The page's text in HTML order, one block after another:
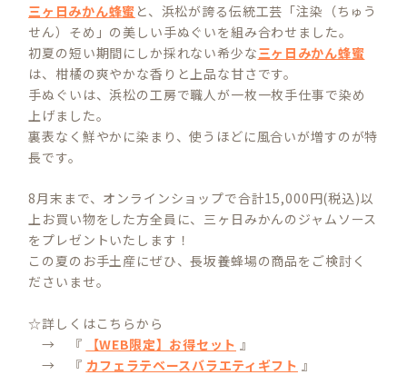
三ヶ日みかん蜂蜜 と、浜松が誇る伝統工芸「注染（ちゅう
せん）そめ」の美しい手ぬぐいを組み合わせました。
初夏の短い期間にしか採れない希少な三ヶ日みかん蜂蜜
は、柑橘の爽やかな香りと上品な甘さです。
手ぬぐいは、浜松の工房で職人が一枚一枚手仕事で染め
上げました。
裏表なく鮮やかに染まり、使うほどに風合いが増すのが特
長です。
8月末まで、オンラインショップで合計15,000円(税込)以
上お買い物をした方全員に、三ヶ日みかんのジャムソース
をプレゼントいたします！
この夏のお手土産にぜひ、長坂養蜂場の商品をご検討く
ださいませ。
☆詳しくはこちらから
→ 『
【WEB限定】お得セット 』
→ 『 カフェラテベースバラエティギフト 』